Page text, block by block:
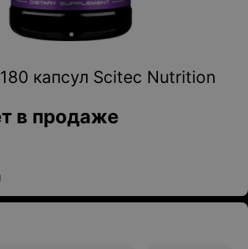
капсул Scitec Nutrition
в продаже